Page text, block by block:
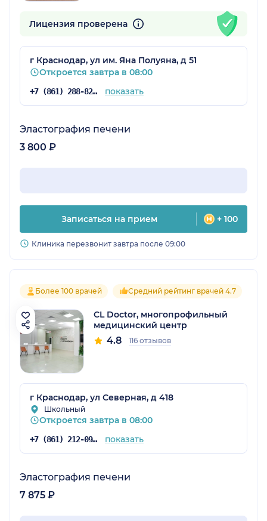
Лицензия проверена
г Краснодар, ул им. Яна Полуяна, д 51
Откроется завтра в 08:00
+7 (861) 288-82-96 показать
Эластография печени
3 800 ₽
Записаться на прием + 100
Клиника перезвонит завтра после 09:00
Более 100 врачей Средний рейтинг врачей 4.7
CL Doctor, многопрофильный
медицинский центр
4.8 116 отзывов
г Краснодар, ул Северная, д 418
Школьный
Откроется завтра в 08:00
+7 (861) 212-09-71 показать
Эластография печени
7 875 ₽